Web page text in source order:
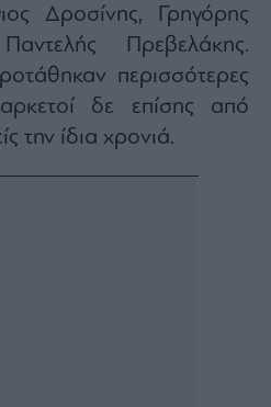
Δροσίνης, Γρηγόρης
Πρεβελάκης.
περισσότερες
δε επίσης από
την ίδια χρονιά.